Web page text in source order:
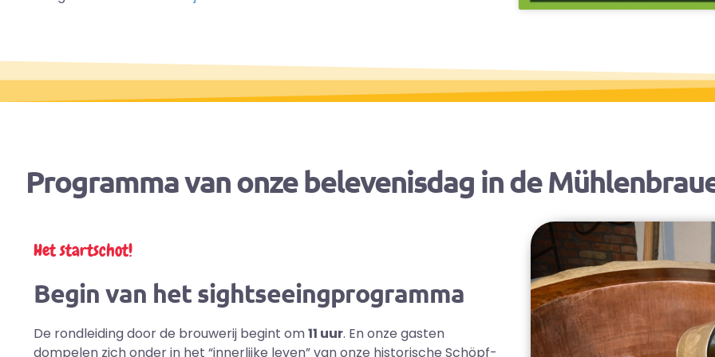
Programma van onze belevenisdag in de
Het startschot!
Begin van het sightseeingprogramma
De rondleiding door de brouwerij begint om11 uur. En onze gasten
dompelen zich onder in het “innerlijke leven” van onze historische Schöpf-